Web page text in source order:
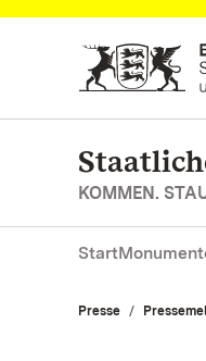
Zum Hauptinhalt
KOMMEN.
Start
Presse